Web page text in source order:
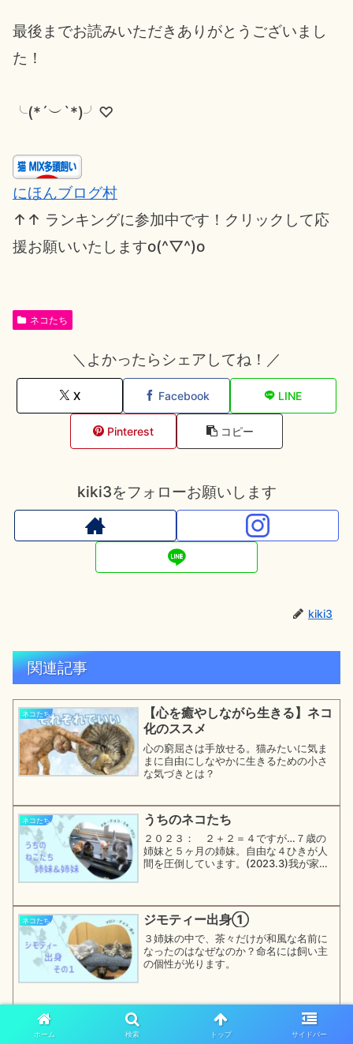
最後までお読みいただきありがとうございまし
た！
╰(*´︶`*)╯♡
にほんブログ村
↑↑ ランキングに参加中です！クリックして応
援お願いいたしますo(^▽^)o
ネコたち
＼よかったらシェアしてね！／
X Facebook LINE
Pinterest コピー
kiki3をフォローお願いします
kiki3
関連記事
ネコたち
【心を癒やしながら生きる】ネコ
化のススメ
心の窮屈さは手放せる。猫みたいに気ま
まに自由にしなやかに生きるための小さ
な気づきとは？
ネコたち うちのネコたち
２０２３： ２＋２＝４ですが…７歳の
姉妹と５ヶ月の姉妹。自由な４ひきが人
間を圧倒しています。(2023.3)我が家は
こチームが勝って...
ネコたち ジモティー出身①
３姉妹の中で、茶々だけが和風な名前に
なったのはなぜなのか？命名には飼い主
の個性が光ります。
ネコたち 眠いときは寝る
ぐっすり眠る子猫たち。起きてる時のや
ホーム 検索 トップ サイドバー